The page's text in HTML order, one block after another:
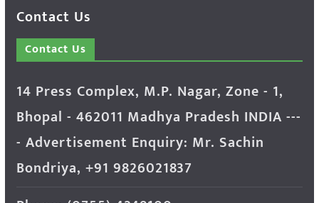
Contact Us
Contact Us
14 Press Complex, M.P. Nagar, Zone - 1,
Bhopal - 462011 Madhya Pradesh INDIA ---
- Advertisement Enquiry: Mr. Sachin
Bondriya, +91 9826021837